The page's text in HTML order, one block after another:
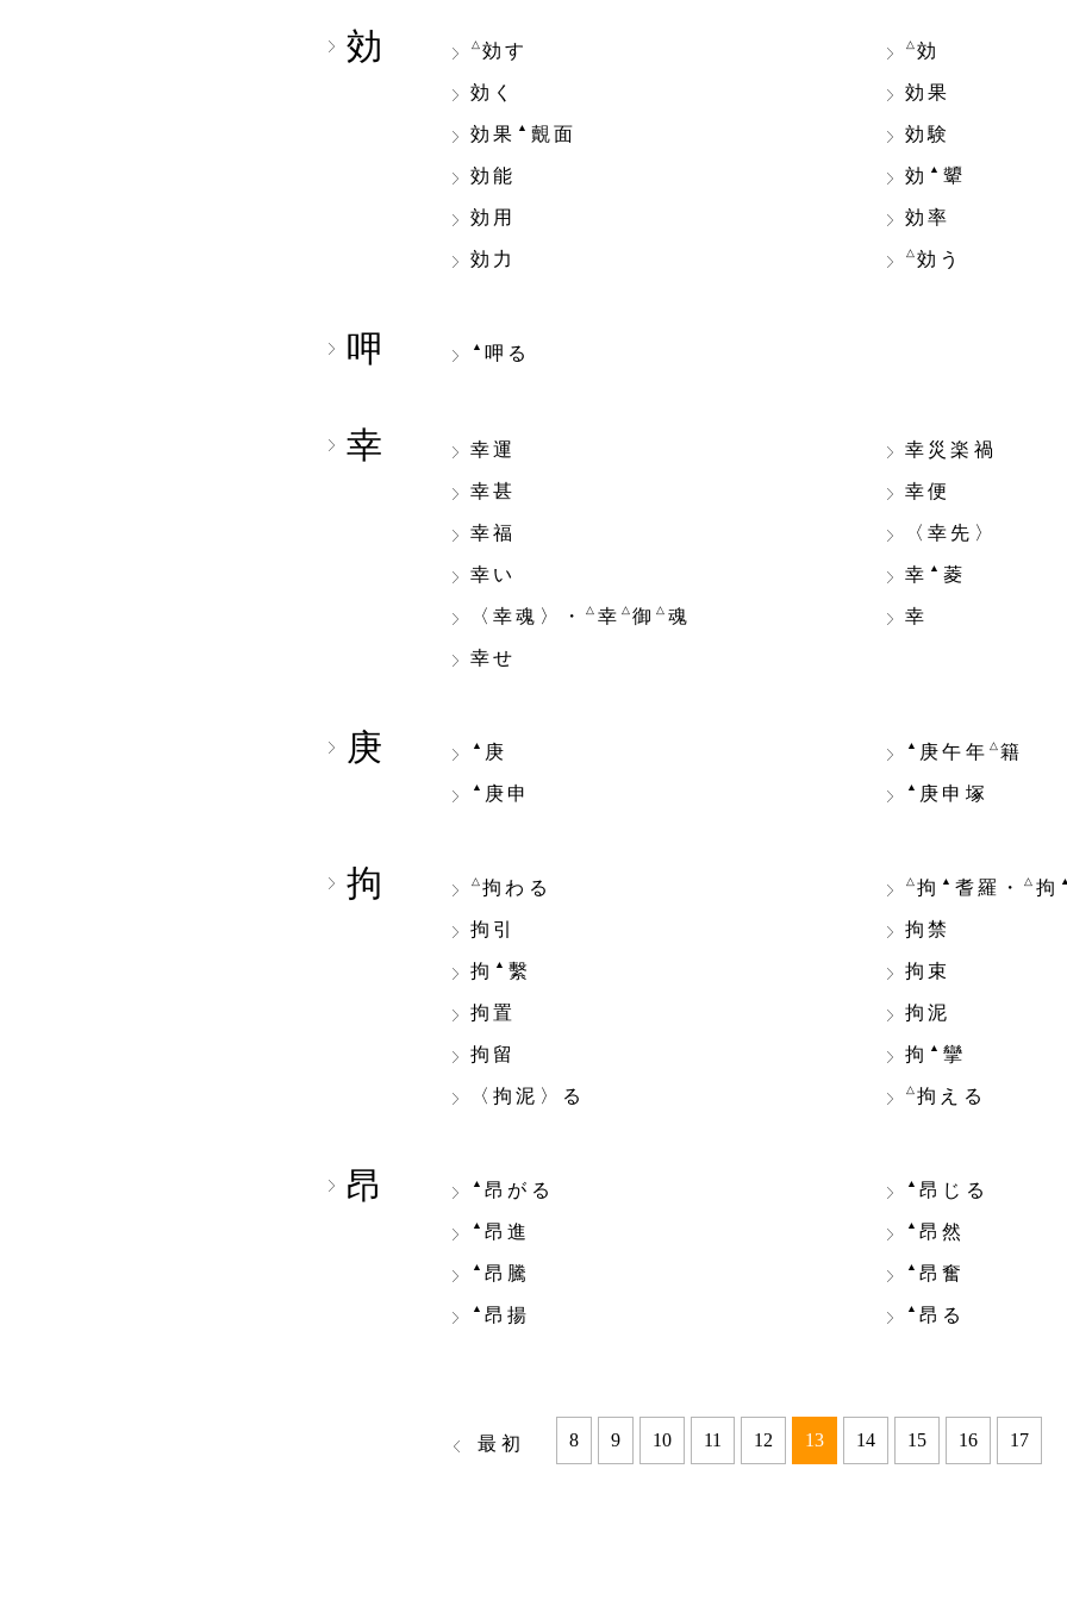
効 △効す △効
効く
効果
効果 ▲覿面
効験
効能
効 ▲顰
効用
効率
効力
△効う
呷 ▲呷る
幸 幸運
幸災楽禍
幸甚
幸便
幸福
〈幸先〉
幸い
幸 ▲ 菱
〈幸魂〉・
△幸 △御 △魂
幸
幸せ
庚 ▲ 庚 ▲ 庚午年 △籍
▲ 庚申 ▲ 庚申塚
拘 △拘わる △拘 ▲耆羅・ △拘
拘引
拘禁
拘
▲繫
拘束
拘置
拘泥
拘留
拘 ▲攣
〈拘泥〉る
△拘える
昂 ▲ 昂がる ▲ 昂じる
▲ 昂進 ▲ 昂然
▲ 昂騰 ▲ 昂奮
▲ 昂揚 ▲ 昂る
最初 8 9 10 11 12 13 14 15 16 17